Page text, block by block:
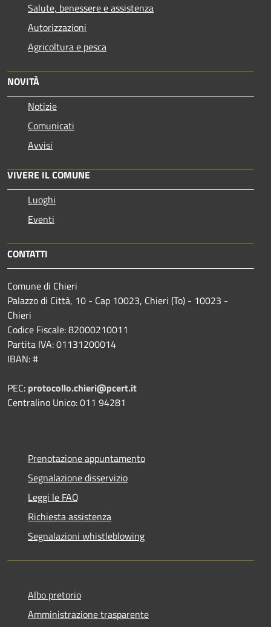
Salute, benessere e assistenza
Autorizzazioni
Agricoltura e pesca
NOVITÀ
Notizie
Comunicati
Avvisi
VIVERE IL COMUNE
Luoghi
Eventi
CONTATTI
Comune di Chieri
Palazzo di Città, 10 - Cap 10023, Chieri (To) - 10023 -
Chieri
Codice Fiscale: 82000210011
Partita IVA: 01131200014
IBAN: #
PEC: protocollo.chieri@pcert.it
Centralino Unico: 011 94281
Prenotazione appuntamento
Segnalazione disservizio
Leggi le FAQ
Richiesta assistenza
Segnalazioni whistleblowing
Albo pretorio
Amministrazione trasparente